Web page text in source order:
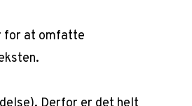
for at omfatte